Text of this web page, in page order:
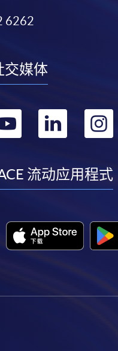
6262
交媒体
转
youtube
转
流动应用程式